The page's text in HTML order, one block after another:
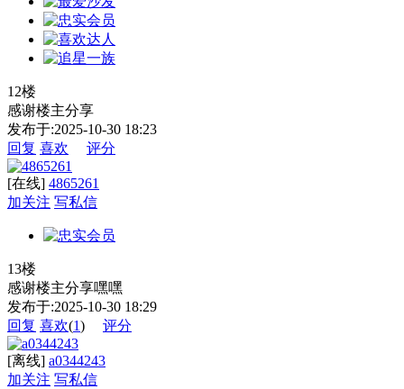
12楼
感谢楼主分享
发布于:2025-10-30 18:23
回复 喜欢 评分
[在线] 4865261
加关注 写私信
13楼
感谢楼主分享嘿嘿
发布于:2025-10-30 18:29
回复 喜欢(1) 评分
[离线] a0344243
加关注 写私信